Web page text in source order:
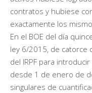
contratos y hubiese
exactamente los
En el BOE del día
ley 6/2015, de catorce
del IRPF para
desde 1 de enero de
singulares de